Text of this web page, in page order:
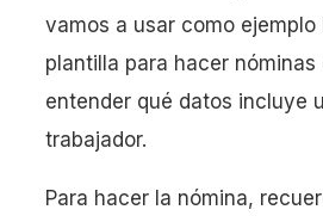
vamos a usar como ejemplo
plantilla para hacer nóminas
entender qué datos incluye
trabajador.
Para hacer la nómina,